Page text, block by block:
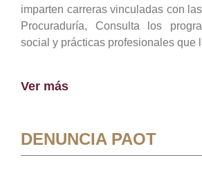
imparten carreras vinculadas con
Procuraduría, Consulta los
social y prácticas profesionales que
Ver más
DENUNCIA PAOT